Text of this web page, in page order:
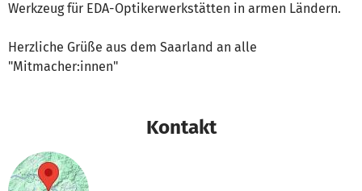
Werkzeug für EDA-Optikerwerkstätten in armen Ländern.
Herzliche Grüße aus dem Saarland an alle
"Mitmacher:innen"
Kontakt